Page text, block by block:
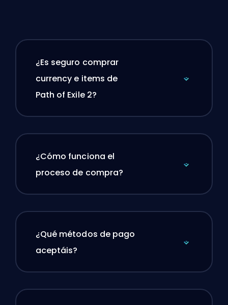
¿Es seguro comprar
currency e items de
Path of Exile 2?
¿Cómo funciona el
proceso de compra?
¿Qué métodos de pago
aceptáis?